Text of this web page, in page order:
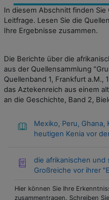
In diesem Abschnitt finden
Leitfrage. Lesen Sie die
Ihre Ergebnisse zusammen.
Die Berichte über die
aus der Quellensammlung
Quellenband 1, Frankfurt a.M.,
das Aztekenreich aus einem
an die Geschichte, Band 2,
Mexiko, Peru, Ghana,
heutigen Kenia vor
die afrikanischen und
Großreiche vor ihrer
Hier können Sie Ihre
zusammentragen. Schreiben